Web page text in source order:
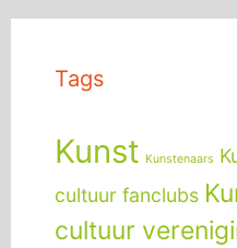
Tags
Kunst Kunstenaars
cultuur fanclubs
cultuur